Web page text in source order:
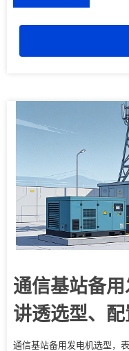
通信基站备
讲透选型、
通信基站备用发电机选型，